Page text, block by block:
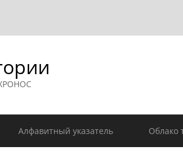
Алфавитный указатель Облако